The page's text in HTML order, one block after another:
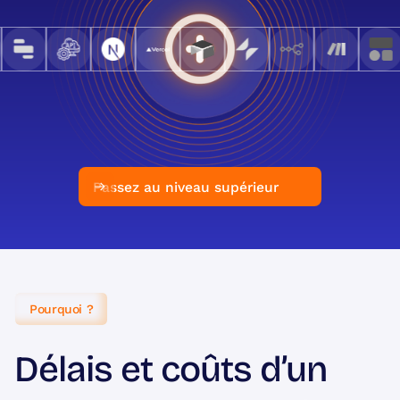
Passez au niveau supérieur
Pourquoi ?
Délais et coûts d’un